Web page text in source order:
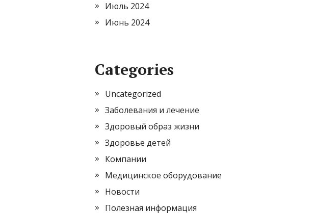
Июль 2024
Июнь 2024
Categories
Uncategorized
Заболевания и лечение
Здоровый образ жизни
Здоровье детей
Компании
Медицинское оборудование
Новости
Полезная информация